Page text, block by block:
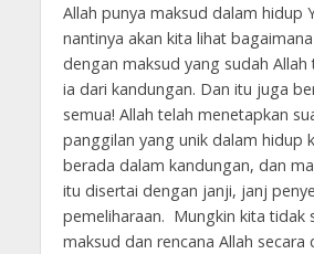
Allah punya maksud dalam hidup
nantinya akan kita lihat
dengan maksud yang sudah Allah
ia dari kandungan. Dan itu juga
semua! Allah telah menetapkan
panggilan yang unik dalam hidup
berada dalam kandungan, dan
itu disertai dengan janji, janj
pemeliharaan. Mungkin kita tidak
maksud dan rencana Allah secara